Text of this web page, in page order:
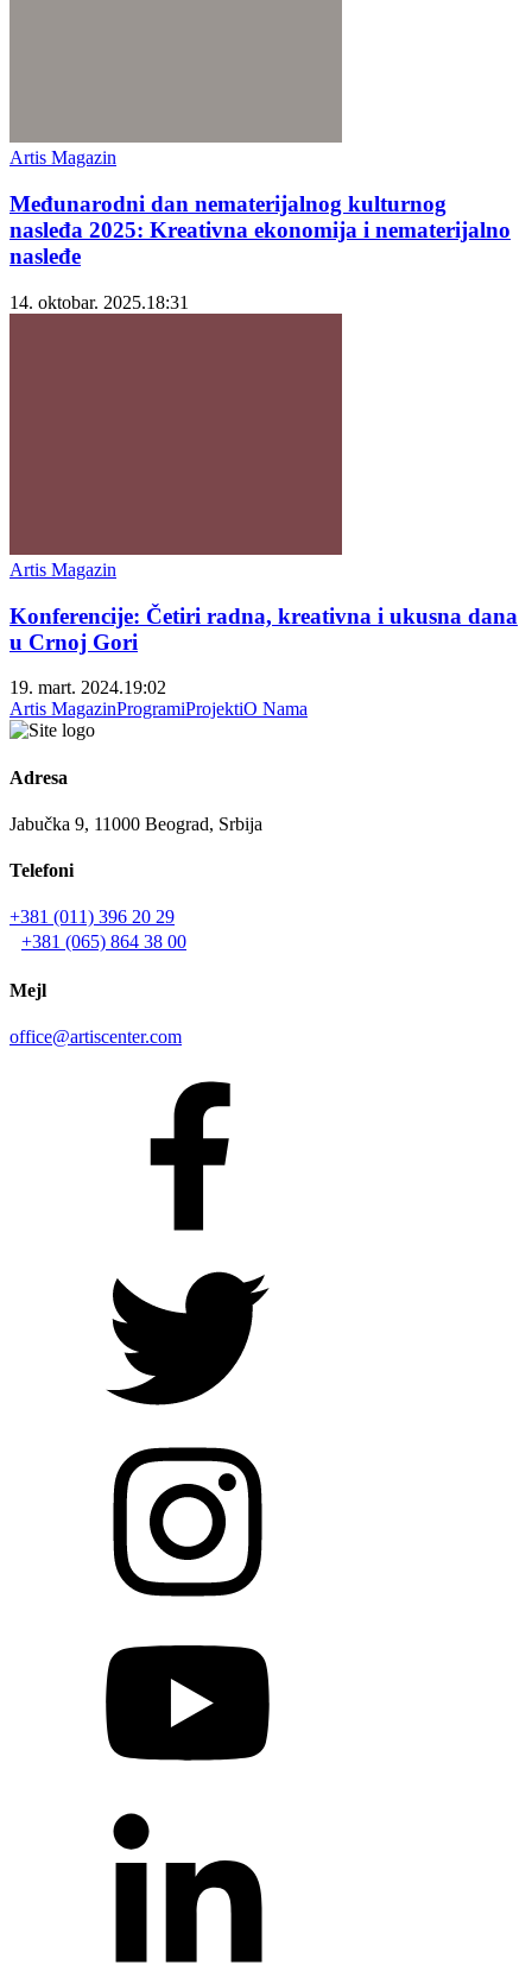
Artis Magazin
Međunarodni dan nematerijalnog kulturnog
nasleđa 2025: Kreativna ekonomija i nematerijalno
nasleđe
14. oktobar. 2025.18:31
Artis Magazin
Konferencije: Četiri radna, kreativna i ukusna dana
u Crnoj Gori
19. mart. 2024.19:02
Artis MagazinProgramiProjektiO Nama
Adresa
Jabučka 9, 11000 Beograd, Srbija
Telefoni
+381 (011) 396 20 29
+381 (065) 864 38 00
Mejl
office@artiscenter.com